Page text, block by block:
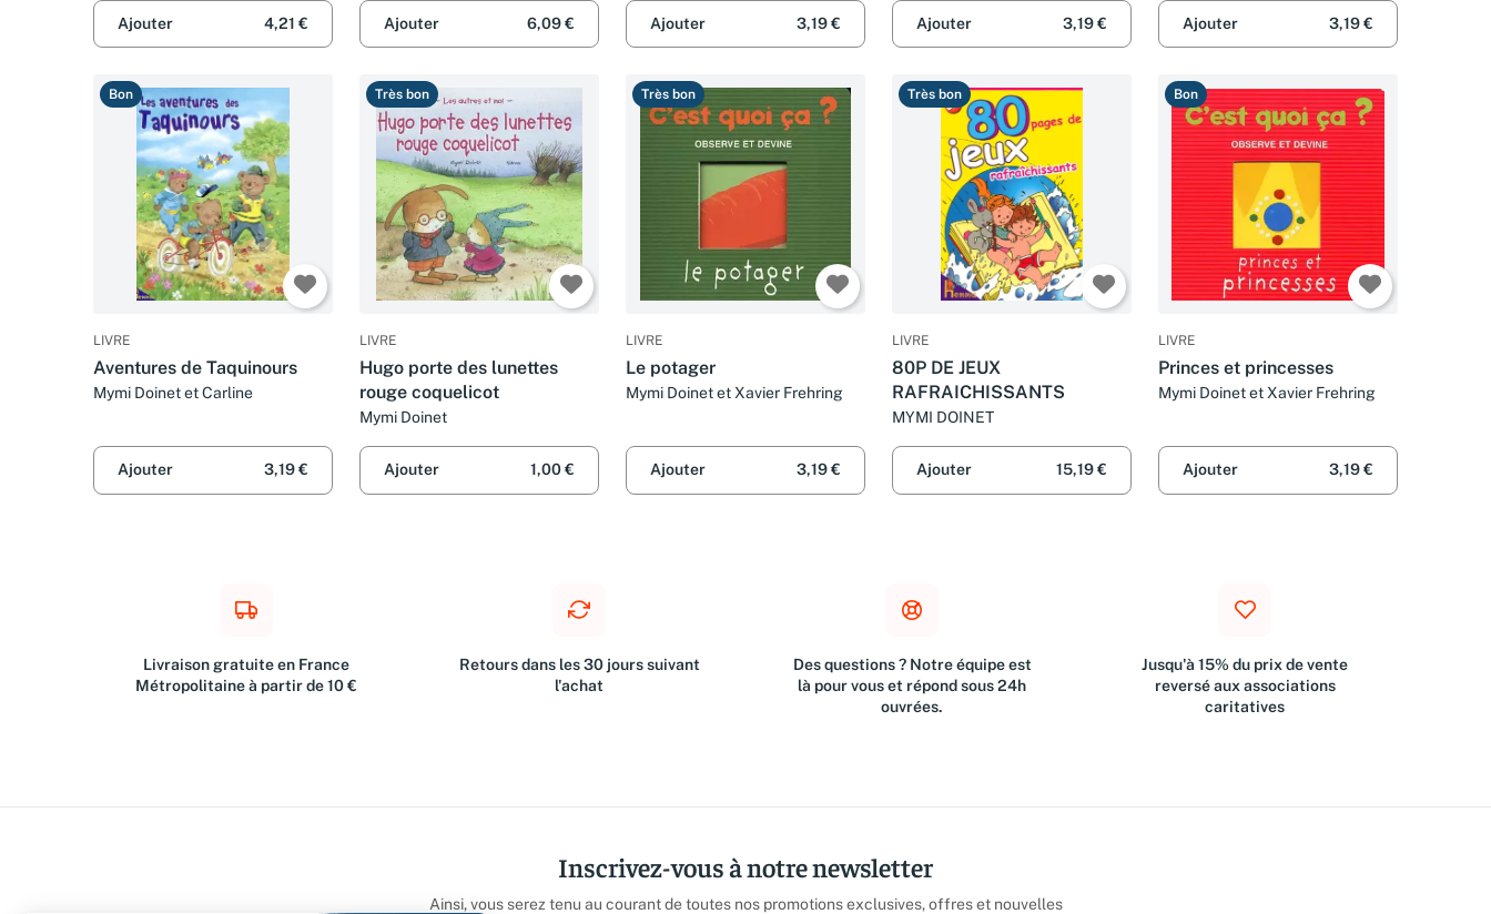
Ajouter 4,21 € Ajouter 6,09 € Ajouter 3,19 € Ajouter 3,19 € Ajouter 3,19 €
Bon
LIVRE
Aventures de Taquinours
Mymi Doinet et Carline
Ajouter 3,19 €
Très bon
LIVRE
Hugo porte des lunettes
rouge coquelicot
Mymi Doinet
Ajouter 1,00 €
Très bon
LIVRE
Le potager
Mymi Doinet et Xavier Frehring
Ajouter 3,19 €
Très bon
LIVRE
80P DE JEUX
RAFRAICHISSANTS
MYMI DOINET
Ajouter 15,19 €
Bon
LIVRE
Princes et princesses
Mymi Doinet et Xavier Frehring
Ajouter 3,19 €
Livraison gratuite en France
Métropolitaine à partir de 10 €
Retours dans les 30 jours suivant
l'achat
Des questions ? Notre équipe est
là pour vous et répond sous 24h
ouvrées.
Jusqu'à 15% du prix de vente
reversé aux associations
caritatives
Inscrivez-vous à notre newsletter
Ainsi, vous serez tenu au courant de toutes nos promotions exclusives, offres et nouvelles